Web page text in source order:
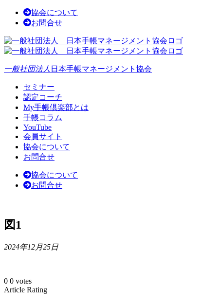
協会について
お問合せ
一般社団法人 日本手帳マネージメント協会
セミナー
認定コーチ
My手帳倶楽部とは
手帳コラム
YouTube
会員サイト
協会について
お問合せ
協会について
お問合せ
図1
2024年12月25日
0 0 votes
Article Rating